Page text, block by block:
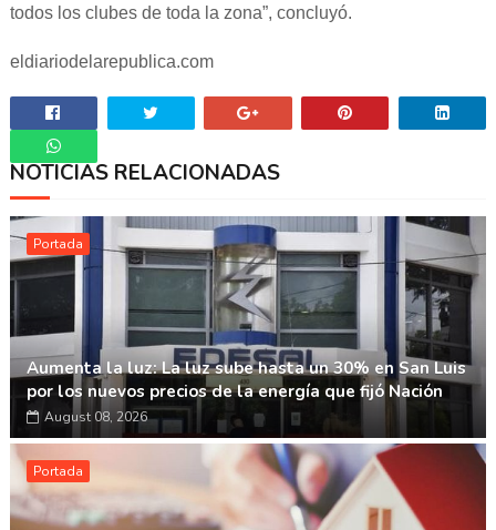
todos los clubes de toda la zona”, concluyó.
eldiariodelarepublica.com
Whatsapp
NOTICIAS RELACIONADAS
Portada
Aumenta la luz: La luz sube hasta un 30% en San Luis
por los nuevos precios de la energía que fijó Nación
August 08, 2026
Portada